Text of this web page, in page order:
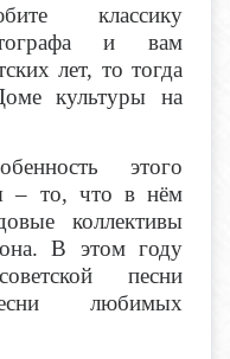
классику
и вам
лет, то тогда
культуры на
этого
– то, что в нём
коллективы
В этом году
песни
любимых